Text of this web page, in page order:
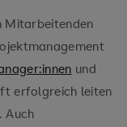
Mitarbeitenden
und
erfolgreich leiten
Auch